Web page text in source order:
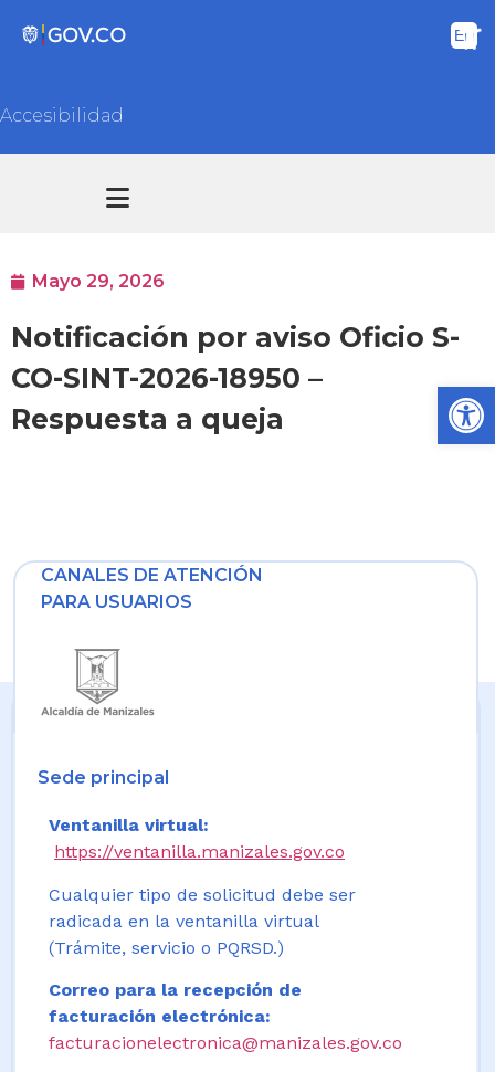
Accesibilidad
Mayo 29, 2026
Notificación por aviso Oficio S-
CO-SINT-2026-18950 –
Respuesta a queja
CANALES DE ATENCIÓN
PARA USUARIOS
Sede principal
Ventanilla virtual:
https://ventanilla.manizales.gov.co
Cualquier tipo de solicitud debe ser
radicada en la ventanilla virtual
(Trámite, servicio o PQRSD.)
Correo para la recepción de
facturación electrónica:
facturacionelectronica@manizales.gov.co